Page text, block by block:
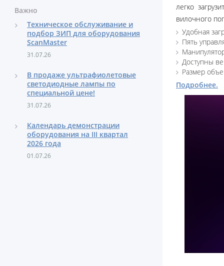
Важно
Техническое обслуживание и
подбор ЗИП для оборудования
ScanMaster
31.07.26
В продаже ультрафиолетовые
светодиодные лампы по
специальной цене!
31.07.26
Календарь демонстрации
оборудования на III квартал
2026 года
01.07.26
легко
вилочного
Удобная
Пять
Доступны
Размер
Подробнее.